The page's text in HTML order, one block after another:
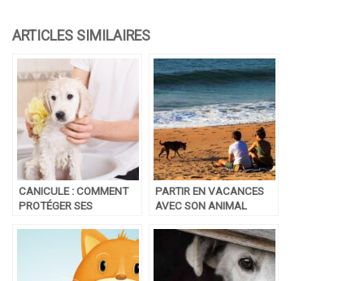
CANICULE : COMMENT
PROTÉGER SES
COMPAGNIE DE LA
PARTIR EN VACANCES
AVEC SON ANIMAL